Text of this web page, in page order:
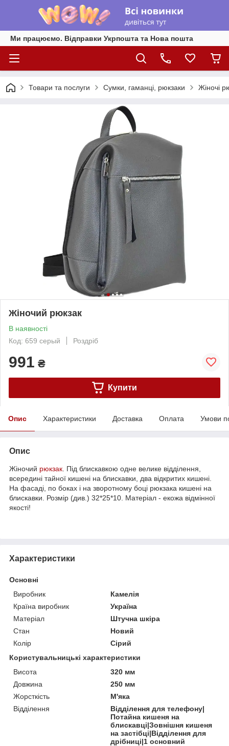
Ми працюємо. Відправки Укрпошта та Нова пошта
Товари та послуги Сумки, гаманці, рюкзаки Жіночі
Жіночий рюкзак
В наявності
Код: 659 серый
Роздріб
991 ₴
Купити
Опис Характеристики Доставка Оплата Умови
Опис
Жіночий рюкзак . Під блискавкою одне велике відділення,
всередині тайної кишені на блискавки, два відкритих кишені.
На фасаді, по боках і на зворотному боці рюкзака кишені на
блискавки. Розмір (див.) 32*25*10. Матеріал - екожа відмінної
якості!
Характеристики
Основні
Виробник
Камелія
Країна виробник
Україна
Матеріал
Штучна шкіра
Стан
Новий
Колір
Сірий
Користувальницькі характеристики
Висота
320 мм
Довжина
250 мм
Жорсткість
М'яка
Відділення
Відділення для телефону|
Потайна кишеня на
блискавці|Зовнішня кишеня
на застібці|Відділення для
дрібниці|1 основний